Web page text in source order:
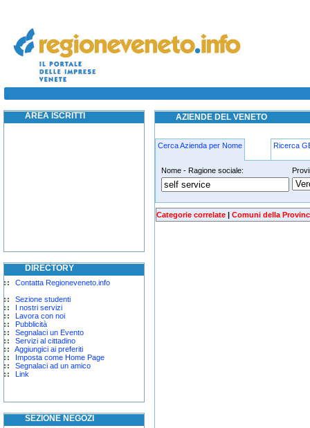
self-service cavarzere
AREA ISCRITTI
DIRECTORY
Contatta Regioneveneto.info
Sezione studenti
I nostri servizi
Lavora con noi
Pubblicità
Segnalaci un Evento
Servizi al cittadino
Aggiungici ai preferiti
Imposta come Home Page
Segnalaci ad un amico
Link
SEZIONE NEGOZI
AZIENDE DEL VENETO
Cerca Azienda per Nome Ricerca
Nome - Ragione sociale:
self-service cavarzere
Categorie correlate | Comuni della